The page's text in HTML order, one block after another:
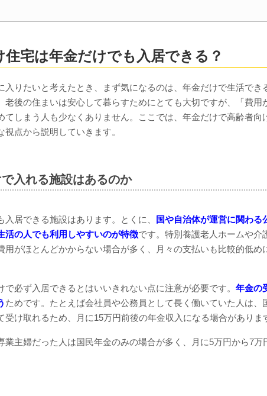
住宅は年金だけでも入居できる？
入りたいと考えたとき、まず気になるのは、年金だけで生活でき
老後の住まいは安心して暮らすためにとても大切ですが、「費用
てしまう人も少なくありません。ここでは、年金だけで高齢者向
視点から説明していきます。
入れる施設はあるのか
入居できる施設はあります。とくに、
国や自治体が運営に関わる
活の人でも利用しやすいのが特徴です。特別養護老人ホームや介
用がほとんどかからない場合が多く、月々の支払いも比較的低め
で必ず入居できるとはいいきれない点に注意が必要です。 年金の
ためです。たとえば会社員や公務員として長く働いていた人は、
受け取れるため、月に15万円前後の年金収入になる場合がありま
業主婦だった人は国民年金のみの場合が多く、月に5万円から7万